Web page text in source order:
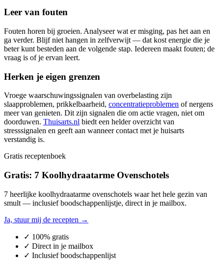
Leer van fouten
Fouten horen bij groeien. Analyseer wat er misging, pas het aan en
ga verder. Blijf niet hangen in zelfverwijt — dat kost energie die je
beter kunt besteden aan de volgende stap. Iedereen maakt fouten; de
vraag is of je ervan leert.
Herken je eigen grenzen
Vroege waarschuwingssignalen van overbelasting zijn
slaapproblemen, prikkelbaarheid, concentratieproblemen of nergens
meer van genieten. Dit zijn signalen die om actie vragen, niet om
doorduwen. Thuisarts.nl biedt een helder overzicht van
stresssignalen en geeft aan wanneer contact met je huisarts
verstandig is.
Gratis receptenboek
Gratis: 7 Koolhydraatarme Ovenschotels
7 heerlijke koolhydraatarme ovenschotels waar het hele gezin van
smult — inclusief boodschappenlijstje, direct in je mailbox.
Ja, stuur mij de recepten →
✓ 100% gratis
✓ Direct in je mailbox
✓ Inclusief boodschappenlijst